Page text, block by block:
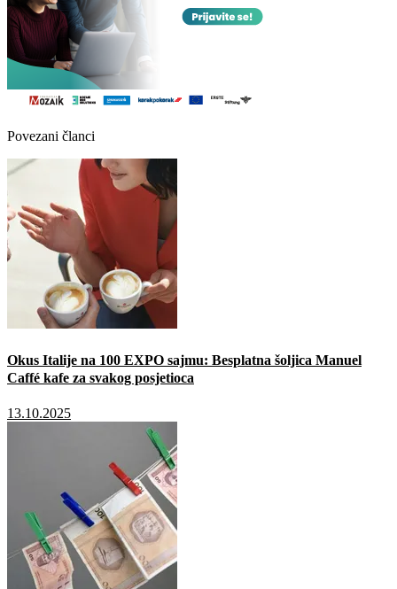
Povezani članci
Okus Italije na 100 EXPO sajmu: Besplatna šoljica Manuel
Caffé kafe za svakog posjetioca
13.10.2025